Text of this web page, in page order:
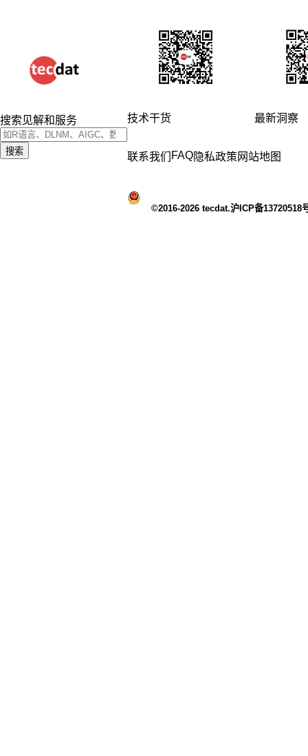
搜索见解和服务
搜索
技术干货 最新洞察
联系我们 FAQ隐私政策 网站地图
©2016-2026 tecdat.沪ICP备13720518